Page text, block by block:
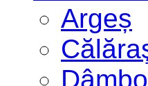
Argeș